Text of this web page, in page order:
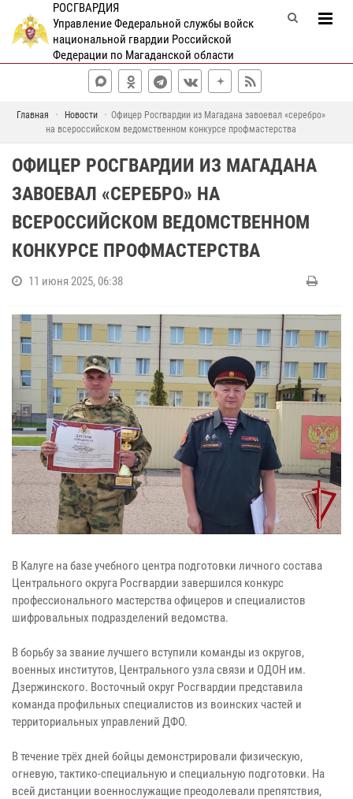
РОСГВАРДИЯ
Управление Федеральной службы войск
национальной гвардии Российской
Федерации по Магаданской области
Главная Новости
Офицер Росгвардии из Магадана завоевал «серебро»
на всероссийском ведомственном конкурсе профмастерства
ОФИЦЕР РОСГВАРДИИ ИЗ МАГАДАНА
ЗАВОЕВАЛ «СЕРЕБРО» НА
ВСЕРОССИЙСКОМ ВЕДОМСТВЕННОМ
КОНКУРСЕ ПРОФМАСТЕРСТВА
11 июня 2025, 06:38
В Калуге на базе учебного центра подготовки личного состава
Центрального округа Росгвардии завершился конкурс
профессионального мастерства офицеров и специалистов
шифровальных подразделений ведомства.
В борьбу за звание лучшего вступили команды из округов,
военных институтов, Центрального узла связи и ОДОН им.
Дзержинского. Восточный округ Росгвардии представила
команда профильных специалистов из воинских частей и
территориальных управлений ДФО.
В течение трёх дней бойцы демонстрировали физическую,
огневую, тактико-специальную и специальную подготовки. На
всей дистанции военнослужащие преодолевали препятствия,